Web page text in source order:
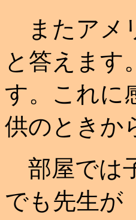
またアメ
と答えます
す。これに
供のときか
部屋では
でも先生が